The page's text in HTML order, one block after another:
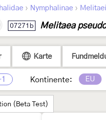
› Nymphalinae ›
07271b Melitaea
Karte
Kontinente: EU
(Beta Test)